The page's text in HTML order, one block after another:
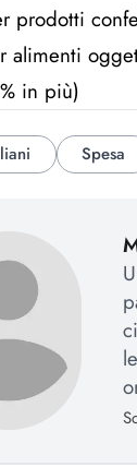
prodotti
alimenti
in più)
Spesa